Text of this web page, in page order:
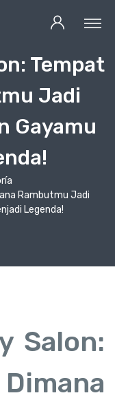
Tempat
Jadi
Gayamu
Rambutmu Jadi
Legenda!
Salon: